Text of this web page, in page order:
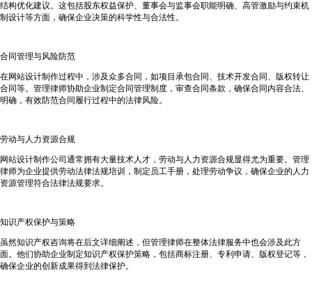
结构优化建议。这包括股东权益保护、董事会与监事会职能明确、高管激励与约束机
制设计等方面，确保企业决策的科学性与合法性。
合同管理与风险防范
在网站设计制作过程中，涉及众多合同，如项目承包合同、技术开发合同、版权转让
合同等。管理律师协助企业制定合同管理制度，审查合同条款，确保合同内容合法、
明确，有效防范合同履行过程中的法律风险。
劳动与人力资源合规
网站设计制作公司通常拥有大量技术人才，劳动与人力资源合规显得尤为重要。管理
律师为企业提供劳动法律法规培训，制定员工手册，处理劳动争议，确保企业的人力
资源管理符合法律法规要求。
知识产权保护与策略
虽然知识产权咨询将在后文详细阐述，但管理律师在整体法律服务中也会涉及此方
面。他们协助企业制定知识产权保护策略，包括商标注册、专利申请、版权登记等，
确保企业的创新成果得到法律保护。